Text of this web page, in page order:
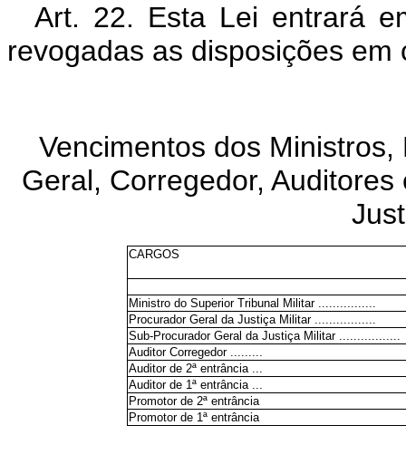
Art. 22. Esta Lei entrará
revogadas as disposições em
Vencimentos dos
Geral, Corregedor,
CARGOS
Ministro do Superior Tribunal Militar ................
Procurador Geral da Justiça Militar .................
Sub-Procurador Geral da Justiça Militar .................
Auditor Corregedor .........
Auditor de 2ª entrância ...
Auditor de 1ª entrância ...
Promotor de 2ª entrância
Promotor de 1ª entrância